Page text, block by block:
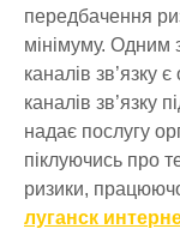
передбачення
мінімуму. Одним
каналів зв’язку
каналів зв’язку
надає послугу
піклуючись про
ризики,
луганск